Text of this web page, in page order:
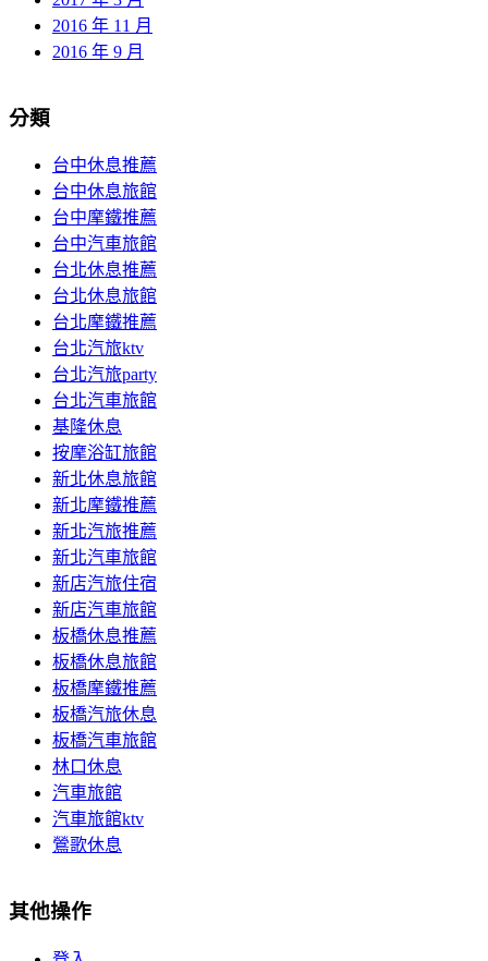
2016 年 11 月
2016 年 9 月
分類
台中休息推薦
台中休息旅館
台中摩鐵推薦
台中汽車旅館
台北休息推薦
台北休息旅館
台北摩鐵推薦
台北汽旅ktv
台北汽旅party
台北汽車旅館
基隆休息
按摩浴缸旅館
新北休息旅館
新北摩鐵推薦
新北汽旅推薦
新北汽車旅館
新店汽旅住宿
新店汽車旅館
板橋休息推薦
板橋休息旅館
板橋摩鐵推薦
板橋汽旅休息
板橋汽車旅館
林口休息
汽車旅館
汽車旅館ktv
鶯歌休息
其他操作